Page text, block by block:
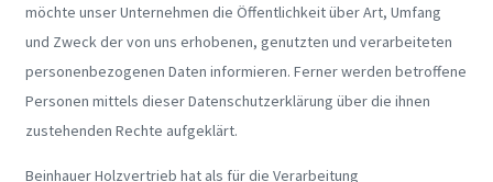
möchte unser Unternehmen die Öffentlichkeit über Art, Umfang
und Zweck der von uns erhobenen, genutzten und verarbeiteten
personenbezogenen Daten informieren. Ferner werden betroffene
Personen mittels dieser Datenschutzerklärung über die ihnen
zustehenden Rechte aufgeklärt.
Beinhauer Holzvertrieb hat als für die Verarbeitung